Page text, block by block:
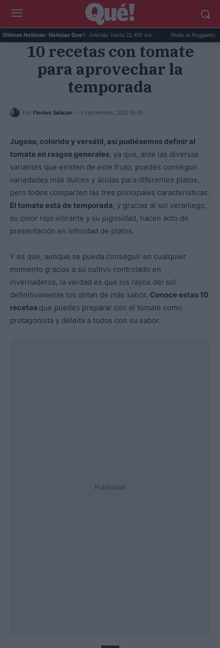
Últimas Noticias- Noticias Que!:
Ayudas para reformar tu vivienda: hasta 21.400 eur... Multa al Reggaeton
10 recetas con tomate
para aprovechar la
temporada
Por Florian Salazar - 4 septiembre, 2022 06:45
Jugoso, colorido y versátil, así pudiésemos definir al
tomate en rasgos generales, ya que, ante las diversas
variantes que existen de este fruto, puedes conseguir
variedades más dulces y ácidas para diferentes platos,
pero todos comparten las tres principales características.
El tomate está de temporada, y gracias al sol veraniego,
su color rojo vibrante y su jugosidad, hacen acto de
presentación en infinidad de platos.
Y es que, aunque se pueda conseguir en cualquier
momento gracias a su cultivo controlado en
invernaderos, la verdad es que los rayos del sol
definitivamente los dotan de más sabor. Conoce estas 10
recetas que puedes preparar con el tomate como
protagonista y deleita a todos con su sabor.
Publicidad